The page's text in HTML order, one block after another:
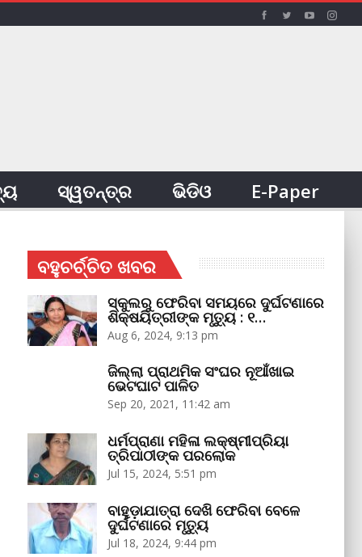
ସ୍ୱତନ୍ତ୍ର ଭିଡିଓ E-Paper
ବହୁଚର୍ଚ୍ଚିତ ଖବର
ସ୍କୁଲରୁ ଫେରିବା ସମୟରେ ଦୁର୍ଘଟଣାରେ
ଶିକ୍ଷୟିତ୍ରୀଙ୍କ ମୃତ୍ୟୁ : ୧…
Aug 6, 2024, 9:13 pm
ଜିଲ୍ଲା ପ୍ରାଥମିକ ସଂଘର ନୂଆଁଖାଇ
ଭେଟଘାଟ ପାଳିତ
Sep 20, 2021, 11:42 am
ଧର୍ମପ୍ରାଣା ମହିଳା ଲକ୍ଷ୍ମୀପ୍ରିୟା
ତ୍ରିପାଠୀଙ୍କ ପରଲୋକ
Jul 15, 2024, 5:51 pm
ବାହୁଡ଼ାଯାତ୍ରା ଦେଖି ଫେରିବା ବେଳେ
ଦୁର୍ଘଟଣାରେ ମୃତ୍ୟୁ
Jul 18, 2024, 9:44 pm